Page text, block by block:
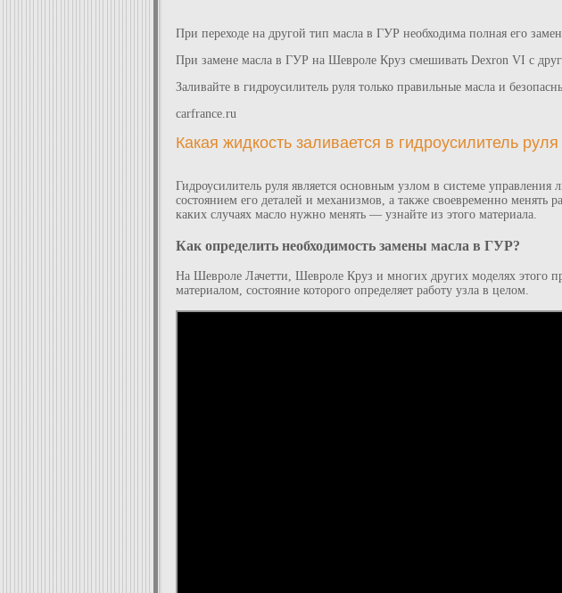
При переходе на другой тип масла в ГУР необходима полная его
При замене масла в ГУР на Шевроле Круз смешивать Dexron VI с
Заливайте в гидроусилитель руля только правильные масла и
carfrance.ru
Какая жидкость заливается в гидроусилитель
Гидроусилитель руля является основным узлом в системе
состоянием его деталей и механизмов, а также своевременно менять
каких случаях масло нужно менять — узнайте из этого материала.
Как определить необходимость замены масла в ГУР?
На Шевроле Лачетти, Шевроле Круз и многих других моделях этого
материалом, состояние которого определяет работу узла в целом.